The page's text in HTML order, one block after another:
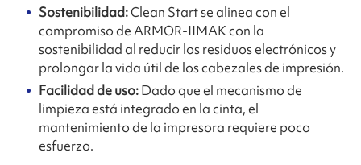
Sostenibilidad:Clean Start se alinea con el
compromiso de ARMOR-IIMAK con la
sostenibilidad al reducir los residuos electrónicos y
prolongar la vida útil de los cabezales de impresión.
Facilidad de uso:Dado que el mecanismo de
limpieza está integrado en la cinta, el
mantenimiento de la impresora requiere poco
esfuerzo.